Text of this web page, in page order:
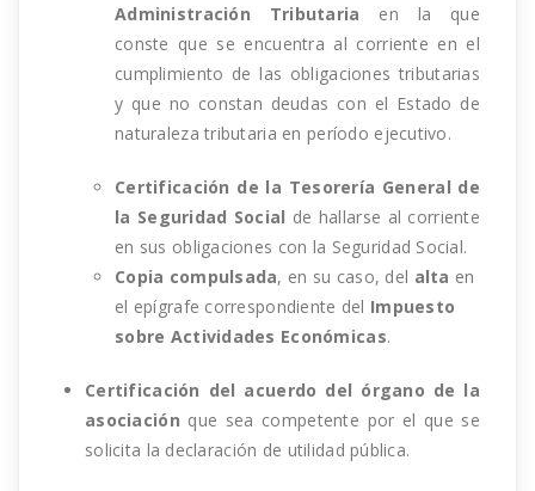
Administración Tributaria en la que
conste que se encuentra al corriente en el
cumplimiento de las obligaciones tributarias
y que no constan deudas con el Estado de
naturaleza tributaria en período ejecutivo.
Certificación de la Tesorería General de
la Seguridad Social de hallarse al corriente
en sus obligaciones con la Seguridad Social.
Copia compulsada, en su caso, del alta en
el epígrafe correspondiente del Impuesto
sobre Actividades Económicas.
Certificación del acuerdo del órgano de la
asociación que sea competente por el que se
solicita la declaración de utilidad pública.